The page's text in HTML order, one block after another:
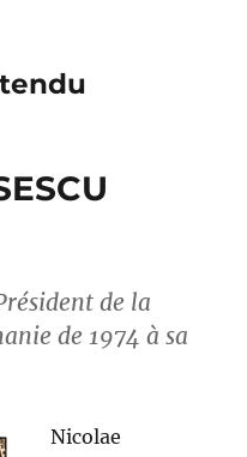
de la
de 1974 à sa
Nicolae